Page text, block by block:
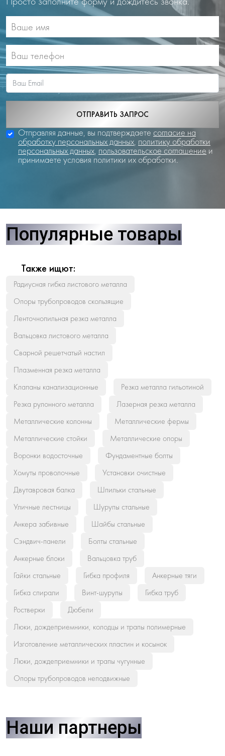
ОТПРАВИТЬ ЗАПРОС
Отправляя данные, вы подтверждаете согласие на
обработку персональных данных, политику обработки
персональных данных, пользовательское соглашение и
принимаете условия политики их обработки.
Популярные товары
Также ищют:
Радиусная гибка листового металла
Опоры трубопроводов скользящие
Ленточнопильная резка металла
Вальцовка листового металла
Сварной решетчатый настил
Плазменная резка металла
Клапаны канализационные
Резка металла гильотиной
Резка рулонного металла
Лазерная резка металла
Металлические колонны
Металлические фермы
Металлические стойки
Металлические опоры
Воронки водосточные
Фундаментные болты
Хомуты проволочные
Установки очистные
Двутавровая балка
Шпильки стальные
Уличные лестницы
Шурупы стальные
Анкера забивные
Шайбы стальные
Сэндвич-панели
Болты стальные
Анкерные блоки
Вальцовка труб
Гайки стальные
Гибка профиля
Анкерные тяги
Гибка спирали
Винт-шурупы
Гибка труб
Ростверки
Дюбели
Люки, дождеприемники, колодцы и трапы полимерные
Изготовление металлических пластин и косынок
Люки, дождеприемники и трапы чугунные
Опоры трубопроводов неподвижные
Наши партнеры